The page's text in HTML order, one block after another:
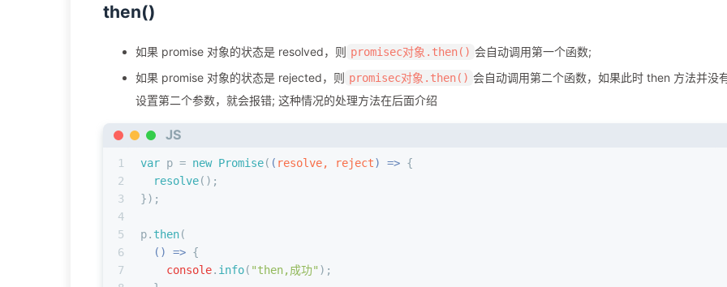
then()
如果 promise 对象的状态是 resolved，则 promisec对象.then() 会自动调用第一个函数;
如果 promise 对象的状态是 rejected，则 promisec对象.then() 会自动调用第二个函数，如果此时 then 方法并没
设置第二个参数，就会报错; 这种情况的处理方法在后面介绍
JS
1
2
3
4
5
6
7
var p = new Promise( ( resolve, reject) => {
resolve();
});
p. then(
() => {
console. info( "then,成功" );